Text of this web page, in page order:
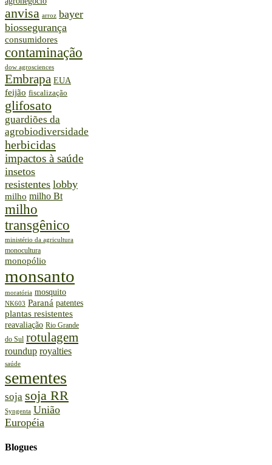
anvisa arroz bayer
biossegurança
consumidores
contaminação
dow agrosciences
Embrapa EUA
feijão fiscalização
glifosato
guardiões da
agrobiodiversidade
herbicidas
impactos à saúde
insetos
resistentes lobby
milho milho Bt
milho
transgênico
ministério da agricultura
monocultura
monopólio
monsanto
moratória mosquito
NK603 Paraná patentes
plantas resistentes
reavaliação Rio Grande
do Sul rotulagem
roundup royalties
saúde
sementes
soja soja RR
Syngenta União
Européia
Blogues